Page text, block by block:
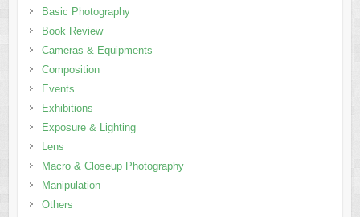
Basic Photography
Book Review
Cameras & Equipments
Composition
Events
Exhibitions
Exposure & Lighting
Lens
Macro & Closeup Photography
Manipulation
Others